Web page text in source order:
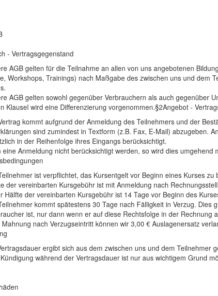
- Vertragsgegenstand
AGB gelten für die Teilnahme an allen von uns angebotenen
Workshops, Trainings) nach Maßgabe des zwischen uns und dem
AGB gelten sowohl gegenüber Verbrauchern als auch gegenüber
Klausel wird eine Differenzierung vorgenommen.§2Angebot -
kommt aufgrund der Anmeldung des Teilnehmers und der
sind zumindest in Textform (z.B. Fax, E-Mail) abzugeben.
in der Reihenfolge ihres Eingangs berücksichtigt.
eine Anmeldung nicht berücksichtigt werden, so wird dies umgehend
ist verpflichtet, das Kursentgelt vor Beginn eines Kurses
der vereinbarten Kursgebühr ist mit Anmeldung nach
Hälfte der vereinbarten Kursgebühr ist 14 Tage vor Beginn des
kommt spätestens 30 Tage nach Fälligkeit in Verzug. Dies
ist, nur dann wenn er auf diese Rechtsfolge in der Rechnung
nach Verzugseintritt können wir 3,00 € Auslagenersatz
ergibt sich aus dem zwischen uns und dem Teilnehmer
während der Vertragsdauer ist nur aus wichtigem Grund